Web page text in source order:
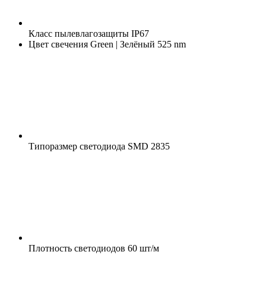
Класс пылевлагозащиты IP67
Цвет свечения Green | Зелёный 525 nm
Типоразмер светодиода SMD 2835
Плотность светодиодов 60 шт/м